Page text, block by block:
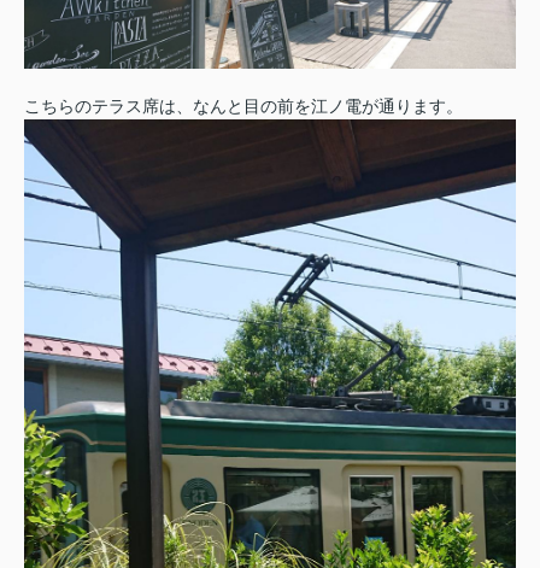
こちらのテラス席は、なんと目の前を江ノ電が通ります。